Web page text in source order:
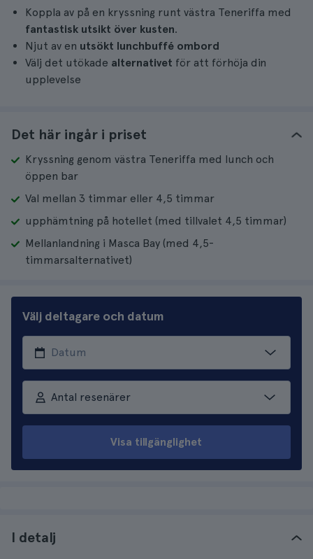
Koppla av på en kryssning runt västra Teneriffa med
fantastisk utsikt över kusten.
Njut av en utsökt lunchbuffé ombord
Välj det utökade alternativet för att förhöja din
upplevelse
Det här ingår i priset
Kryssning genom västra Teneriffa med lunch och
öppen bar
Val mellan 3 timmar eller 4,5 timmar
upphämtning på hotellet (med tillvalet 4,5 timmar)
Mellanlandning i Masca Bay (med 4,5-
timmarsalternativet)
Välj deltagare och datum
Antal resenärer
Visa tillgänglighet
I detalj